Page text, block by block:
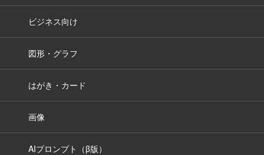
ビジネス向け
図形・グラフ
はがき・カード
画像
AIプロンプト（β版）